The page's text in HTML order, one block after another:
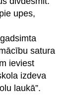
upes,
satura
ieviest
izdeva
laukā”.